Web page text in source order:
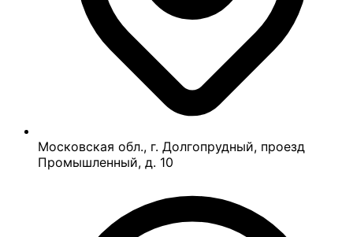
Московская обл., г. Долгопрудный, проезд
Промышленный, д. 10